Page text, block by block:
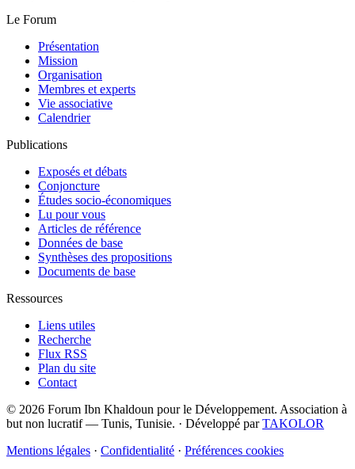
Le Forum
Présentation
Mission
Organisation
Membres et experts
Vie associative
Calendrier
Publications
Exposés et débats
Conjoncture
Études socio-économiques
Lu pour vous
Articles de référence
Données de base
Synthèses des propositions
Documents de base
Ressources
Liens utiles
Recherche
Flux RSS
Plan du site
Contact
© 2026 Forum Ibn Khaldoun pour le Développement. Association à
but non lucratif — Tunis, Tunisie. · Développé parTAKOLOR
Mentions légales · Confidentialité · Préférences cookies